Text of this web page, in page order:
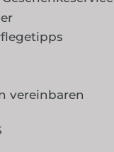
vereinbaren